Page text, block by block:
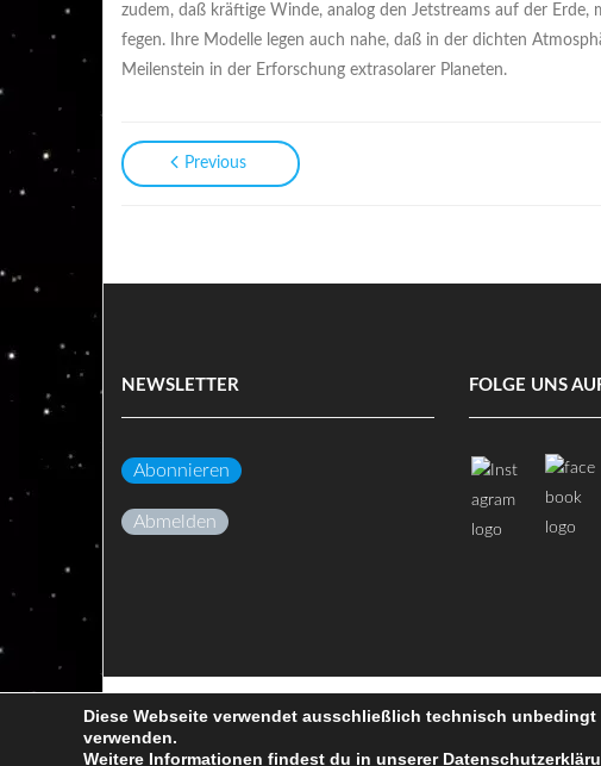
zudem, daß kräftige Winde, analog den Jetstreams auf der
fegen. Ihre Modelle legen auch nahe, daß in der dichten
Meilenstein in der Erforschung extrasolarer Planeten.
Previous
NEWSLETTER
Abonnieren
Abmelden
FOLGE UNS
(c) Volkssternwarte Darmstadt e.V.
Diese Webseite verwendet ausschließlich technisch
verwenden.
Weitere Informationen findest du in unserer